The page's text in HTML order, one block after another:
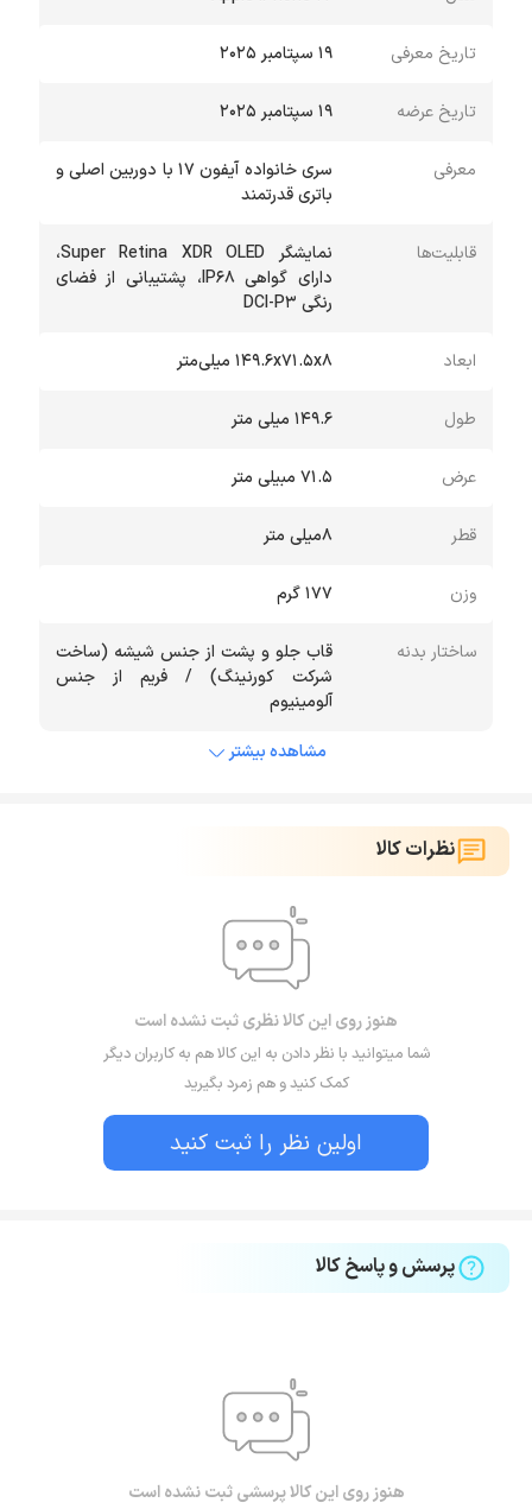
تاریخ معرفی ۱۹ سپتامبر ۲۰۲۵
تاریخ عرضه ۱۹ سپتامبر ۲۰۲۵
معرفی
سری خانواده آیفون 17 با دوربین اصلی و
باتری قدرتمند
قابلیت‌ها
نمایشگر Super Retina XDR OLED،
دارای گواهی IP68، پشتیبانی از فضای
رنگی DCI-P3
ابعاد ۱۴۹.۶x۷۱.۵x۸ میلی‌متر
طول 149.6 میلی متر
عرض 71.5 مبیلی متر
قطر 8میلی متر
وزن 177 گرم
ساختار بدنه
قاب جلو و پشت از جنس شیشه (ساخت
شرکت کورنینگ) / فریم از جنس
آلومینیوم
مشاهده بیشتر
نظرات کالا
هنوز روی این کالا نظری ثبت نشده است
شما میتوانید با نظر دادن به این کالا هم به کاربران دیگر
کمک کنید و هم زمرد بگیرید
اولین نظر را ثبت کنید
پرسش و پاسخ کالا
هنوز روی این کالا پرسشی ثبت نشده است